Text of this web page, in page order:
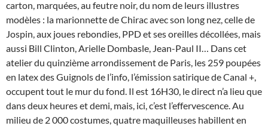
carton, marquées, au feutre noir, du nom de leurs illustres
modèles : la marionnette de Chirac avec son long nez, celle de
Jospin, aux joues rebondies, PPD et ses oreilles décollées, mais
aussi Bill Clinton, Arielle Dombasle, Jean-Paul II… Dans cet
atelier du quinzième arrondissement de Paris, les 259 poupées
en latex des Guignols de l’info, l’émission satirique de Canal +,
occupent tout le mur du fond. Il est 16H30, le direct n’a lieu que
dans deux heures et demi, mais, ici, c’est l’effervescence. Au
milieu de 2 000 costumes, quatre maquilleuses habillent en